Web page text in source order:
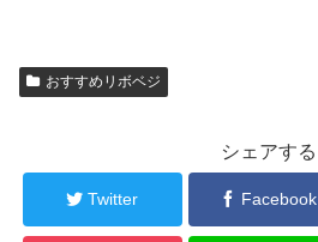
おすすめリボベジ
シェアする
Twitter Facebook